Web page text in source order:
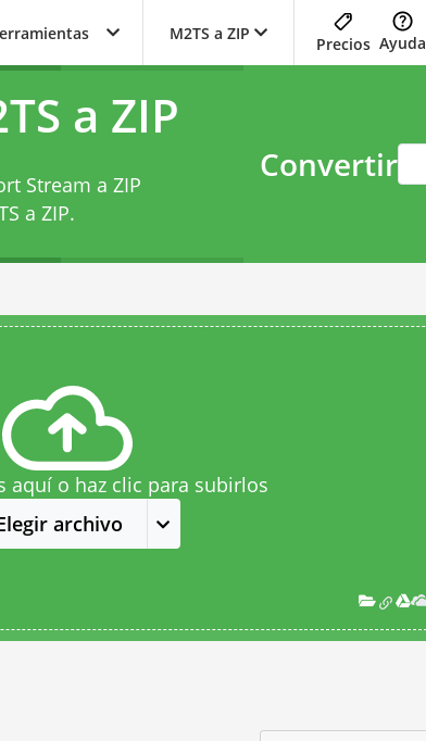
M2TS a ZIP
Precios Ayuda
a ZIP
Stream a ZIP
a ZIP.
Convertir
aquí o haz clic para subirlos
archivo